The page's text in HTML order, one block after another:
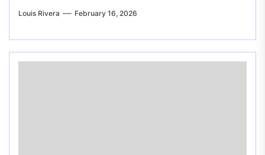
Louis Rivera February 16, 2026